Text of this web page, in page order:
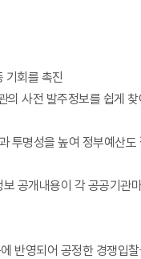
기회를 촉진
사전 발주정보를 쉽게
투명성을 높여 정부예산
공개내용이 각 공공기
반영되어 공정한 경쟁입